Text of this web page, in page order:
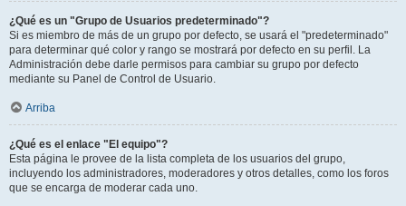
¿Qué es un "Grupo de Usuarios predeterminado"?
Si es miembro de más de un grupo por defecto, se usará el "predeterminado"
para determinar qué color y rango se mostrará por defecto en su perfil. La
Administración debe darle permisos para cambiar su grupo por defecto
mediante su Panel de Control de Usuario.
Arriba
¿Qué es el enlace "El equipo"?
Esta página le provee de la lista completa de los usuarios del grupo,
incluyendo los administradores, moderadores y otros detalles, como los foros
que se encarga de moderar cada uno.